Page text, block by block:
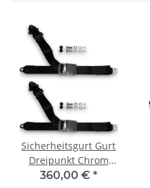
Sicherheitsgurt Gurt
Dreipunkt Chrom
schwarz für Fiat 500 Set
360,00 € *